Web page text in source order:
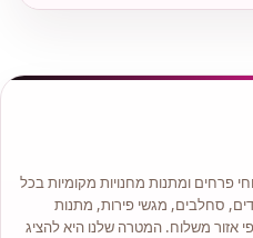
פרחים ומתנות מחנויות מקומיות בכל
סחלבים, מגשי פירות, מתנות
אזור משלוח. המטרה שלנו היא להציג